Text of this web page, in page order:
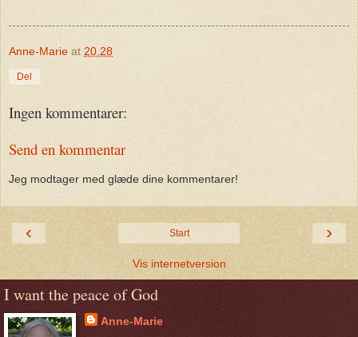
Anne-Marie at 20.28
Del
Ingen kommentarer:
Send en kommentar
Jeg modtager med glæde dine kommentarer!
‹ ›
Start
Vis internetversion
I want the peace of God
Anne-Marie